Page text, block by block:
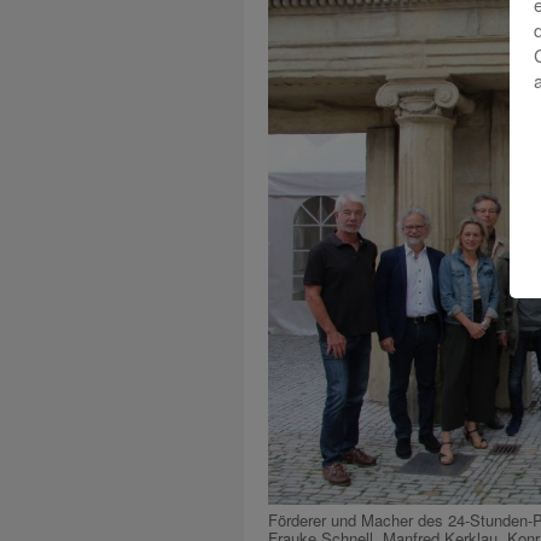
Förderer und Macher des 24-